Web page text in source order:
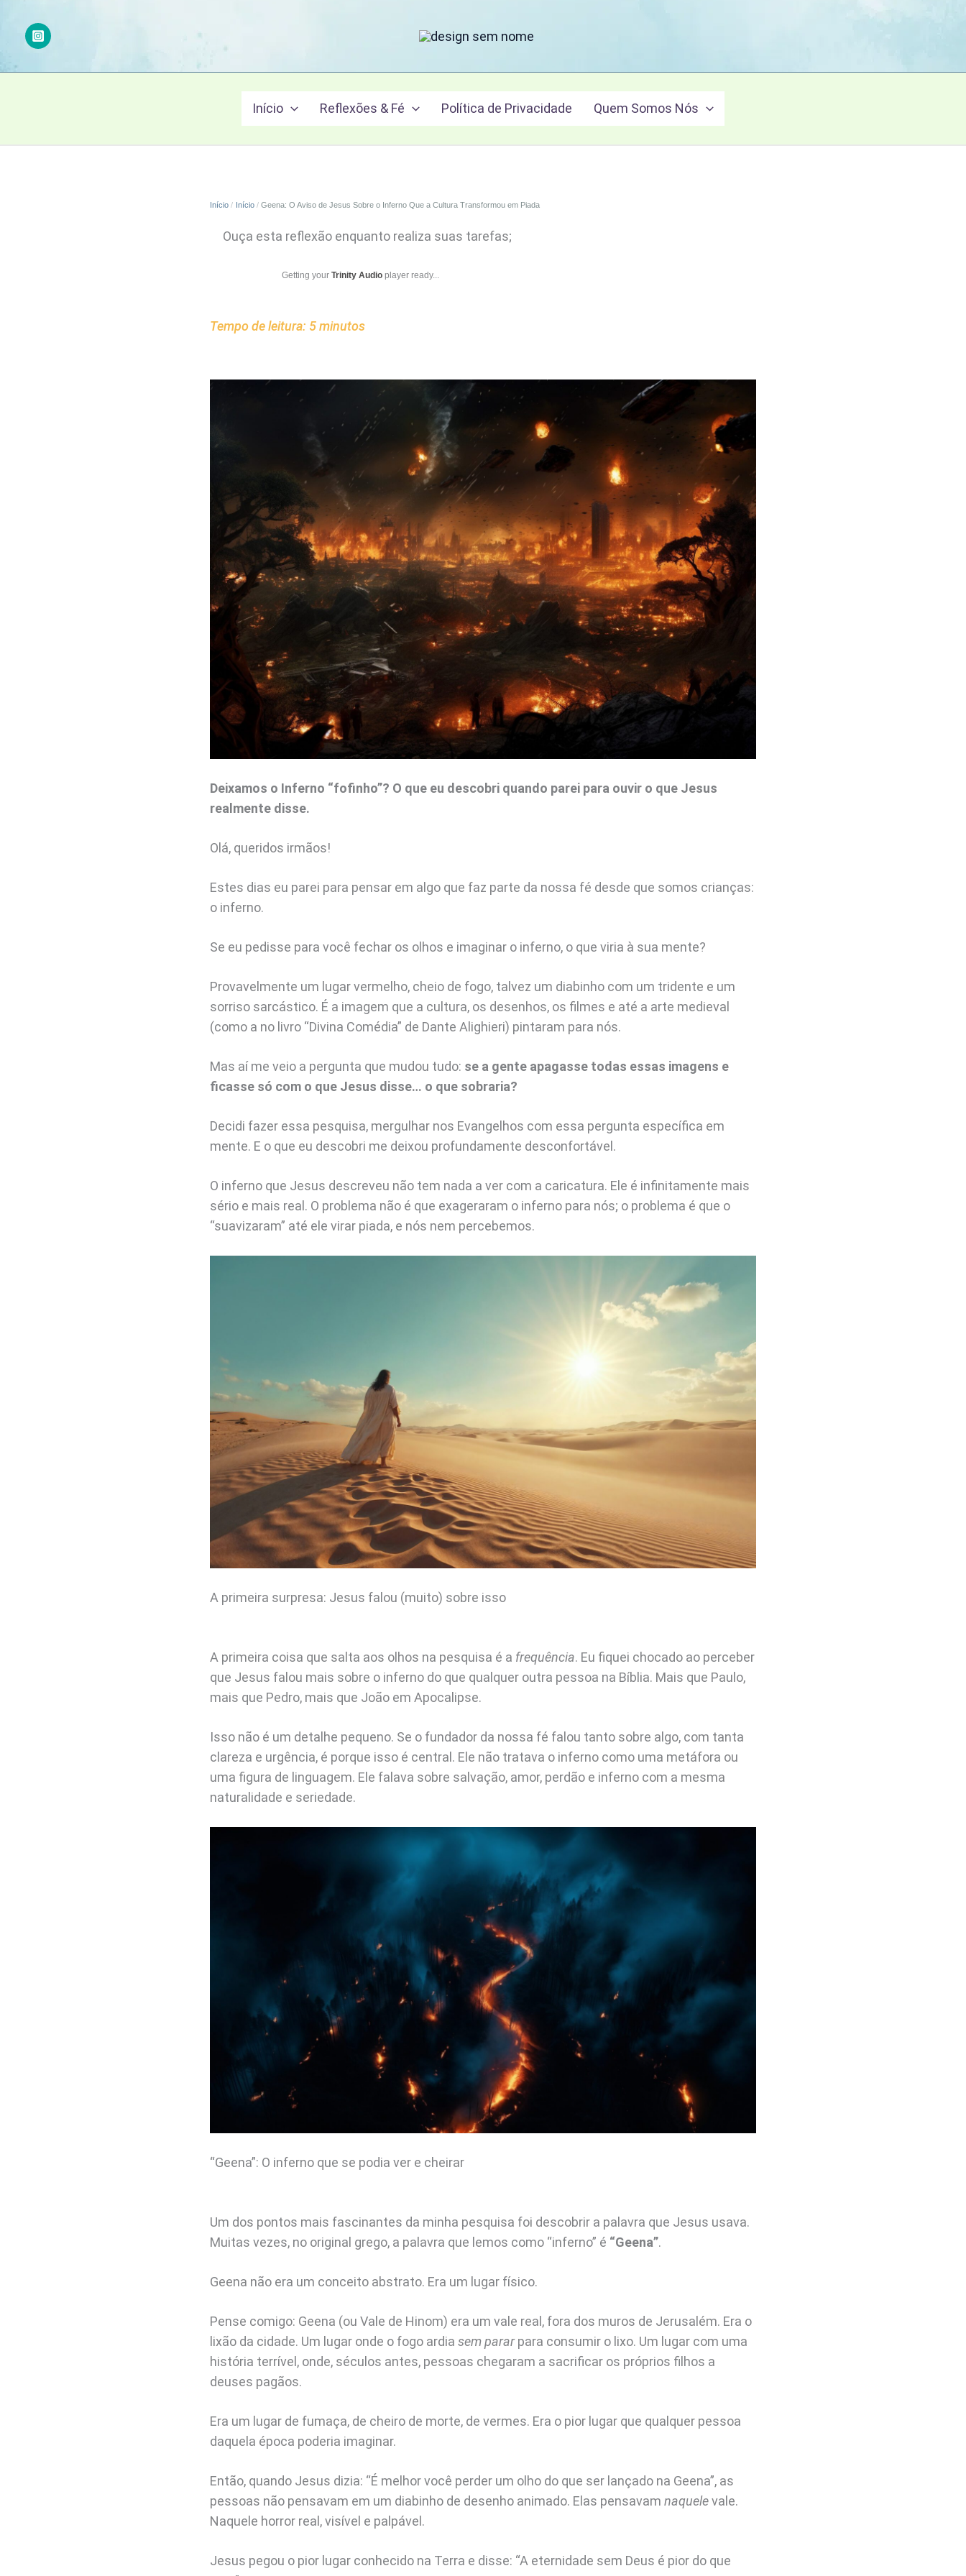
conteúdo
Início Reflexões & Fé Política de Privacidade Quem Somos Nós
Início Início Geena: O Aviso de Jesus Sobre o Inferno Que a Cultura Transformou em Piada
Ouça esta reflexão enquanto realiza suas tarefas;
Getting your Trinity Audio player ready...
Tempo de leitura: 5minutos
Deixamos o Inferno “fofinho”? O que eu descobri quando parei para ouvir o que Jesus
realmente disse.
Olá, queridos irmãos!
Estes dias eu parei para pensar em algo que faz parte da nossa fé desde que somos crianças:
o inferno.
Se eu pedisse para você fechar os olhos e imaginar o inferno, o que viria à sua mente?
Provavelmente um lugar vermelho, cheio de fogo, talvez um diabinho com um tridente e um
sorriso sarcástico. É a imagem que a cultura, os desenhos, os filmes e até a arte medieval
(como a no livro “Divina Comédia” de Dante Alighieri) pintaram para nós.
Mas aí me veio a pergunta que mudou tudo: se a gente apagasse todas essas imagens e
ficasse só com o que Jesus disse… o que sobraria?
Decidi fazer essa pesquisa, mergulhar nos Evangelhos com essa pergunta específica em
mente. E o que eu descobri me deixou profundamente desconfortável.
O inferno que Jesus descreveu não tem nada a ver com a caricatura. Ele é infinitamente mais
sério e mais real. O problema não é que exageraram o inferno para nós; o problema é que o
“suavizaram” até ele virar piada, e nós nem percebemos.
A primeira surpresa: Jesus falou (muito) sobre isso
A primeira coisa que salta aos olhos na pesquisa é a frequência. Eu fiquei chocado ao perceber
que Jesus falou mais sobre o inferno do que qualquer outra pessoa na Bíblia. Mais que Paulo,
mais que Pedro, mais que João em Apocalipse.
Isso não é um detalhe pequeno. Se o fundador da nossa fé falou tanto sobre algo, com tanta
clareza e urgência, é porque isso é central. Ele não tratava o inferno como uma metáfora ou
uma figura de linguagem. Ele falava sobre salvação, amor, perdão e inferno com a mesma
naturalidade e seriedade.
“Geena”: O inferno que se podia ver e cheirar
Um dos pontos mais fascinantes da minha pesquisa foi descobrir a palavra que Jesus usava.
Muitas vezes, no original grego, a palavra que lemos como “inferno” é “Geena”.
Geena não era um conceito abstrato. Era um lugar físico.
Pense comigo: Geena (ou Vale de Hinom) era um vale real, fora dos muros de Jerusalém. Era o
lixão da cidade. Um lugar onde o fogo ardia sem pararpara consumir o lixo. Um lugar com uma
história terrível, onde, séculos antes, pessoas chegaram a sacrificar os próprios filhos a
deuses pagãos.
Era um lugar de fumaça, de cheiro de morte, de vermes. Era o pior lugar que qualquer pessoa
daquela época poderia imaginar.
Então, quando Jesus dizia: “É melhor você perder um olho do que ser lançado na Geena”, as
pessoas não pensavam em um diabinho de desenho animado. Elas pensavam naquelevale.
Naquele horror real, visível e palpável.
Jesus pegou o pior lugar conhecido na Terra e disse: “A eternidade sem Deus é pior do que